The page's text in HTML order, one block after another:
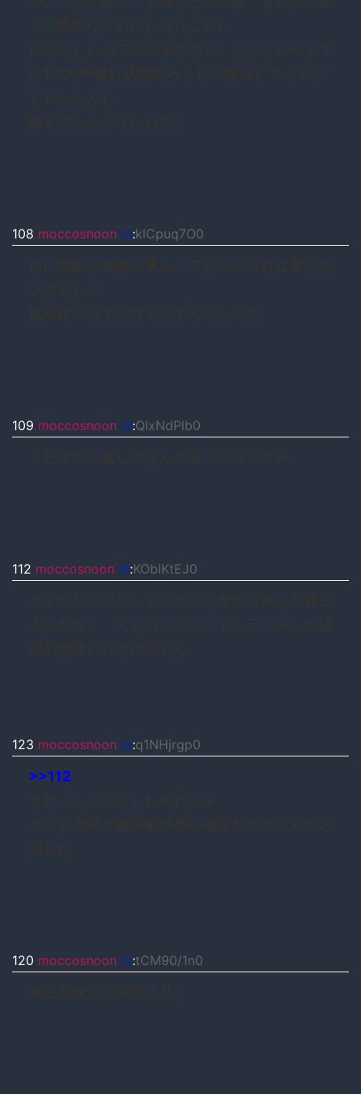
108 moccosnoon id:klCpuq7O0
109 moccosnoon id:QlxNdPlb0
112 moccosnoon id:KOblKtEJ0
123 moccosnoon id:q1NHjrgp0
>>112
120 moccosnoon id:tCM90/1n0